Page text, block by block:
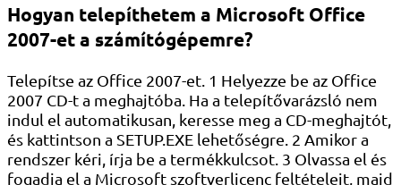
Hogyan telepíthetem a Microsoft Office
2007-et a számítógépemre?
Telepítse az Office 2007-et. 1 Helyezze be az Office
2007 CD-t a meghajtóba. Ha a telepítővarázsló nem
indul el automatikusan, keresse meg a CD-meghajtót,
és kattintson a SETUP.EXE lehetőségre. 2 Amikor a
rendszer kéri, írja be a termékkulcsot. 3 Olvassa el és
fogadja el a Microsoft szoftverlicenc feltételeit, majd